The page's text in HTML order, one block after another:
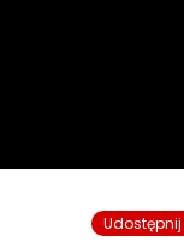
Udostępnij